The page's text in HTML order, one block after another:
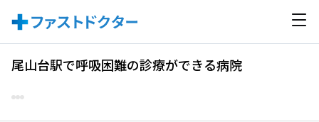
尾山台駅で呼吸困難の診療ができる病院